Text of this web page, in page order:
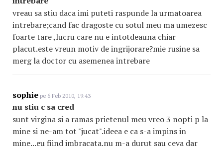
vreau sa stiu daca imi puteti raspunde la urmatoarea
intrebare;cand fac dragoste cu sotul meu ma umezesc
foarte tare ,lucru care nu e intotdeauna chiar
placut.este vreun motiv de ingrijorare?mie rusine sa
merg la doctor cu asemenea intrebare
sophie pe 6 Feb 2010, 19:43
nu stiu c sa cred
sunt virgina si a ramas prietenul meu vreo 3 nopti p la
mine si ne-am tot "jucat".ideea e ca s-a impins in
mine...eu fiind imbracata.nu m-a durut sau ceva dar